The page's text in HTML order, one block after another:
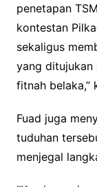
penetapan
kontestan
sekaligus
yang ditujukan
fitnah belaka,”
Fuad juga
tuduhan
menjegal